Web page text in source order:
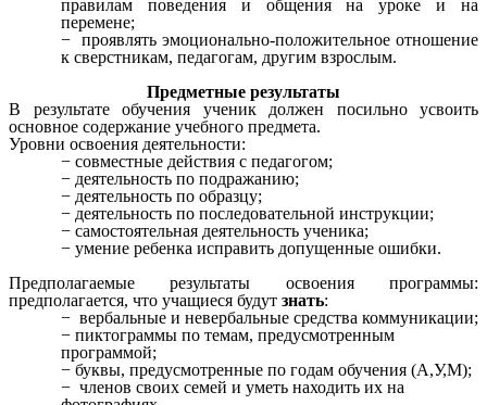
правилам поведения и общения на уроке и на
перемене;
проявлять эмоционально-положительное отношение
к сверстникам, педагогам, другим взрослым.
Предметные результаты
В результате обучения ученик должен посильно усвоить
основное содержание учебного предмета.
Уровни освоения деятельности:
совместные действия с педагогом;
деятельность по подражанию;
деятельность по образцу;
деятельность по последовательной инструкции;
самостоятельная деятельность ученика;
умение ребенка исправить допущенные ошибки.
Предполагаемые результаты освоения программы:
предполагается, что учащиеся будут знать:
вербальные и невербальные средства коммуникации;
пиктограммы по темам, предусмотренным
программой;
буквы, предусмотренные по годам обучения (А,У,М);
членов своих семей и уметь находить их на